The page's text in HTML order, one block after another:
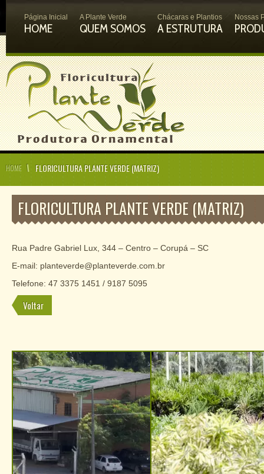
Página Inicial
HOME
A Plante Verde
QUEM SOMOS
Chácaras e Plantios
A ESTRUTURA
Nossas
HOME FLORICULTURA PLANTE VERDE (MATRIZ)
FLORICULTURA PLANTE VERDE (MATRIZ)
Rua Padre Gabriel Lux, 344 – Centro – Corupá – SC
E-mail: planteverde@planteverde.com.br
Telefone: 47 3375 1451 / 9187 5095
Voltar